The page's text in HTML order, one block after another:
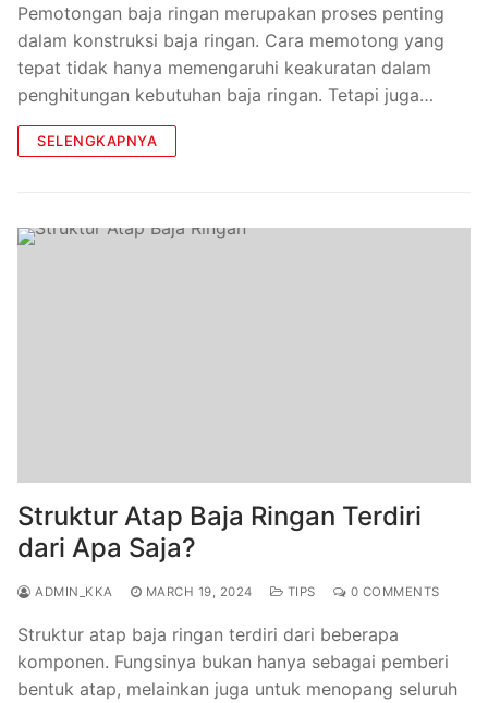
Pemotongan baja ringan merupakan proses penting
dalam konstruksi baja ringan. Cara memotong yang
tepat tidak hanya memengaruhi keakuratan dalam
penghitungan kebutuhan baja ringan. Tetapi juga…
SELENGKAPNYA
Struktur Atap Baja Ringan Terdiri
dari Apa Saja?
ADMIN_KKA MARCH 19, 2024 TIPS 0 COMMENTS
Struktur atap baja ringan terdiri dari beberapa
komponen. Fungsinya bukan hanya sebagai pemberi
bentuk atap, melainkan juga untuk menopang seluruh